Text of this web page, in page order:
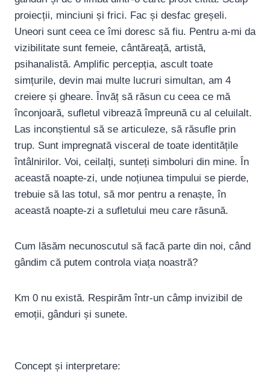
proiecții, minciuni și frici. Fac și desfac greșeli.
Uneori sunt ceea ce îmi doresc să fiu. Pentru a-mi da
vizibilitate sunt femeie, cântăreață, artistă,
psihanalistă. Amplific percepția, ascult toate
simțurile, devin mai multe lucruri simultan, am 4
creiere și gheare. Învăț să răsun cu ceea ce mă
înconjoară, sufletul vibrează împreună cu al celuilalt.
Las inconștientul să se articuleze, să răsufle prin
trup. Sunt impregnată visceral de toate identitățile
întâlnirilor. Voi, ceilalți, sunteți simboluri din mine. În
această noapte-zi, unde noțiunea timpului se pierde,
trebuie să las totul, să mor pentru a renaște, în
această noapte-zi a sufletului meu care răsună.
Cum lăsăm necunoscutul să facă parte din noi, când
gândim că putem controla viața noastră?
Km 0 nu există. Respirăm într-un câmp invizibil de
emoții, gânduri și sunete.
Concept și interpretare: